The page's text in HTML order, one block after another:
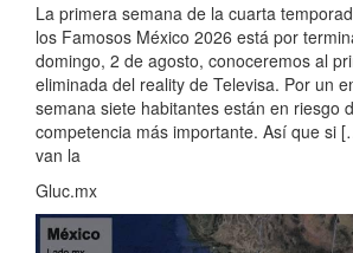
La primera semana de la cuarta
los Famosos México 2026 está por
domingo, 2 de agosto, conoceremos al
eliminada del reality de Televisa. Por un
semana siete habitantes están en riesgo
competencia más importante. Así que si
van la
Gluc.mx